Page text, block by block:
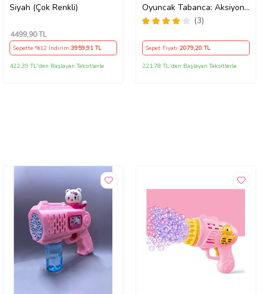
Siyah (Çok Renkli)
4499,90 TL
Sepette %12 İndirim3959,91 TL
422,39 TL'den Başlayan Taksitlerle
Oyuncak Tabanca: Aksiyon
Dolu Oyunların Yeni Adresi!
(3)
Sepet Fiyatı2079,20 TL
221,78 TL'den Başlayan Taksitlerle